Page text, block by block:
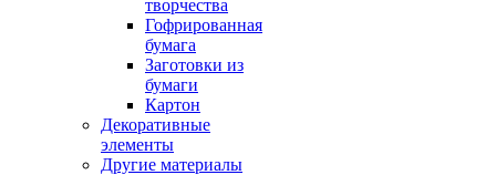
творчества
Гофрированная
бумага
Заготовки из
бумаги
Картон
Декоративные
элементы
Другие материалы